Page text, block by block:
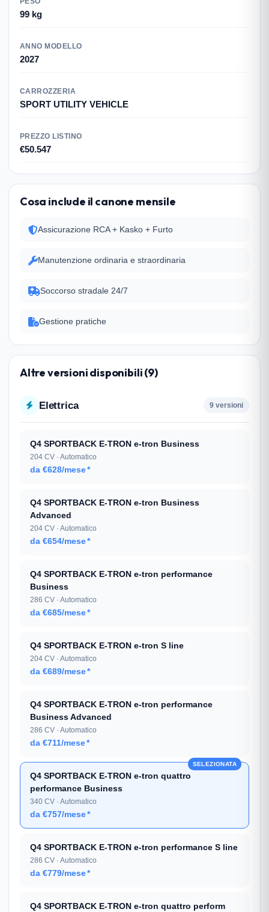
99 kg
ANNO MODELLO
2027
CARROZZERIA
SPORT UTILITY VEHICLE
PREZZO LISTINO
€50.547
Cosa include il canone mensile
Assicurazione RCA + Kasko + Furto
Manutenzione ordinaria e straordinaria
Soccorso stradale 24/7
Gestione pratiche
Altre versioni disponibili (9)
Elettrica 9 versioni
Q4 SPORTBACK E-TRON e-tron Business
204 CV · Automatico
da €628/mese*
Q4 SPORTBACK E-TRON e-tron Business
Advanced
204 CV · Automatico
da €654/mese*
Q4 SPORTBACK E-TRON e-tron performance
Business
286 CV · Automatico
da €685/mese*
Q4 SPORTBACK E-TRON e-tron S line
204 CV · Automatico
da €689/mese*
Q4 SPORTBACK E-TRON e-tron performance
Business Advanced
286 CV · Automatico
da €711/mese*
Q4 SPORTBACK E-TRON e-tron quattro
performance Business
340 CV · Automatico
da €757/mese*
SELEZIONATA
Q4 SPORTBACK E-TRON e-tron performance S line
286 CV · Automatico
da €779/mese*
Q4 SPORTBACK E-TRON e-tron quattro perform